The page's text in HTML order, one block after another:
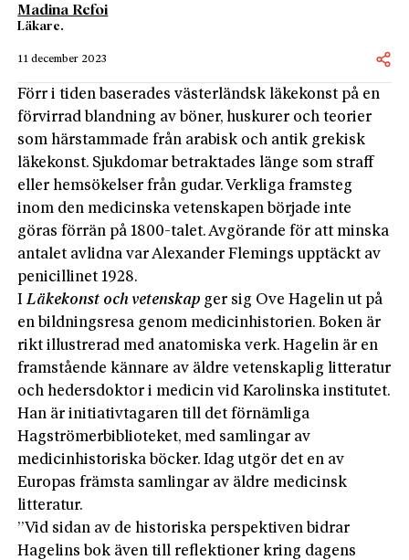
Madina Refoi
Läkare.
11 december 2023
Förr i tiden baserades västerländsk läkekonst på en
förvirrad blandning av böner, huskurer och teorier
som härstammade från arabisk och antik grekisk
läkekonst. Sjukdomar betraktades länge som straff
eller hemsökelser från gudar. Verkliga framsteg
inom den medicinska vetenskapen började inte
göras förrän på 1800-talet. Avgörande för att minska
antalet avlidna var Alexander Flemings upptäckt av
penicillinet 1928.
ILäkekonst och vetenskap ger sig Ove Hagelin ut på
en bildningsresa genom medicinhistorien. Boken är
rikt illustrerad med anatomiska verk. Hagelin är en
framstående kännare av äldre vetenskaplig litteratur
och hedersdoktor i medicin vid Karolinska institutet.
Han är initiativtagaren till det förnämliga
Hagströmerbiblioteket, med samlingar av
medicinhistoriska böcker. Idag utgör det en av
Europas främsta samlingar av äldre medicinsk
litteratur.
”Vid sidan av de historiska perspektiven bidrar
Hagelins bok även till reflektioner kring dagens